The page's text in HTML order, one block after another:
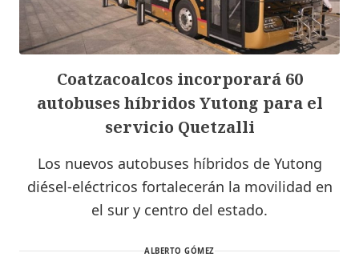
Coatzacoalcos incorporará 60
autobuses híbridos Yutong para el
servicio Quetzalli
Los nuevos autobuses híbridos de Yutong
diésel-eléctricos fortalecerán la movilidad en
el sur y centro del estado.
ALBERTO GÓMEZ